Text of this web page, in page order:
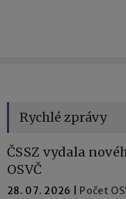
Rychlé zprávy
ČSSZ vydala
OSVČ
28. 07. 2026
Počet